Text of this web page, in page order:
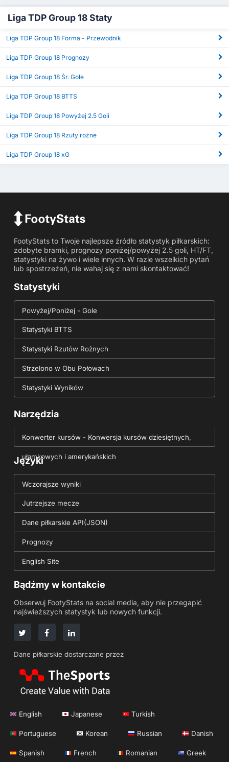
Liga TDP Group 18 Staty
Liga TDP Group 18 Forma - Przewodnik
Liga TDP Group 18 Prognozy
Liga TDP Group 18 Śr. Gole
Liga TDP Group 18 BTTS
Liga TDP Group 18 Powyżej 2.5 Goli
Liga TDP Group 18 Rzuty rożne
Liga TDP Group 18 xG
FootyStats to Twoje najlepsze źródło statystyk piłkarskich:
zdobyte bramki, prognozy poniżej/powyżej 2.5 goli, HT/FT,
statystyki na żywo i wiele innych. W razie wszelkich pytań
lub spostrzeżeń, nie wahaj się z nami skontaktować!
Statystyki
Powyżej/Poniżej - Gole
Statystyki BTTS
Statystyki Rzutów Rożnych
Strzelono w Obu Połowach
Statystyki Wyników
Narzędzia
Konwerter kursów - Konwersja kursów dziesiętnych,
ułamkowych i amerykańskich
Języki
Wczorajsze wyniki
Jutrzejsze mecze
Dane piłkarskie API(JSON)
Prognozy
English Site
Bądźmy w kontakcie
Obserwuj FootyStats na social media, aby nie przegapić
najświeższych statystyk lub nowych funkcji.
Dane piłkarskie dostarczane przez
English Japanese Turkish
Portuguese Korean Russian Danish
Spanish French Romanian Greek